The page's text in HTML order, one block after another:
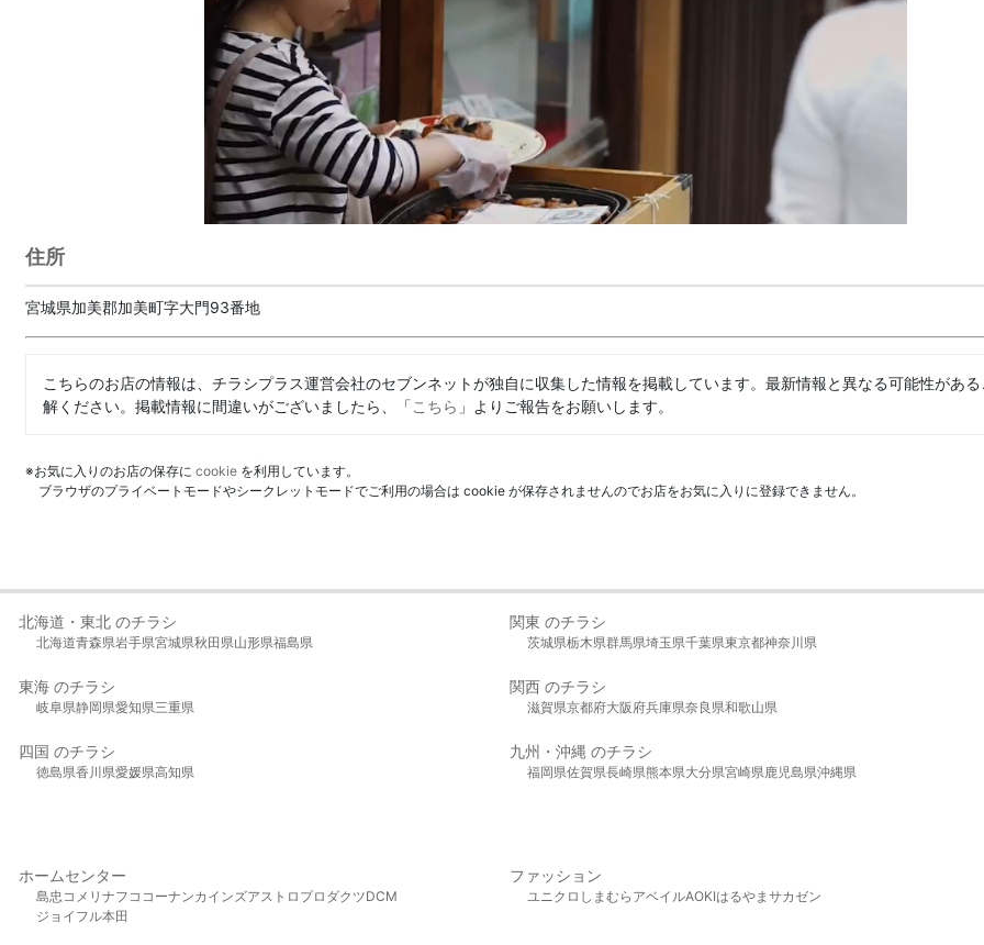
住所
宮城県加美郡加美町字大門93番地
こちらのお店の情報は、チラシプラス運営会社のセブンネットが独自に収集した情報を掲載しています。最新情報と異なる可能性があ
解ください。掲載情報に間違いがございましたら、「こちら 」よりご報告をお願いします。
※お気に入りのお店の保存に cookie を利用しています。
ブラウザのプライベートモードやシークレットモードでご利用の場合は cookie が保存されませんのでお店をお気に入りに登録できません。
北海道・東北 のチラシ
北海道青森県岩手県宮城県秋田県山形県福島県
関東 のチラシ
茨城県栃木県群馬県埼玉県千葉県東京都神奈川県
東海 のチラシ
岐阜県静岡県愛知県三重県
関西 のチラシ
滋賀県京都府大阪府兵庫県奈良県和歌山県
四国 のチラシ
徳島県香川県愛媛県高知県
九州・沖縄 のチラシ
福岡県佐賀県長崎県熊本県大分県宮崎県鹿児島県沖縄県
ホームセンター
島忠 コメリ ナフコ コーナンカインズアストロプロダクツDCM
ジョイフル本田
ファッション
ユニクロ しまむら アベイルAOKIはるやま サカゼン